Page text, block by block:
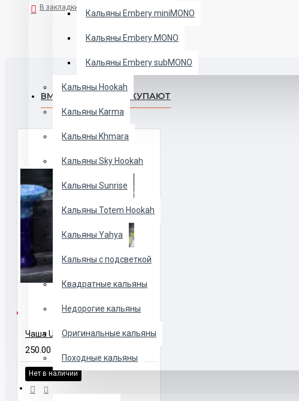
Кальяны Embery miniMONO
Кальяны Embery MONO
Кальяны Embery subMONO
Кальяны Hookah
Кальяны Karma
Кальяны Khmara
Кальяны Sky Hookah
Кальяны Sunrise
Кальяны Totem Hookah
Кальяны Yahya
Кальяны с подсветкой
Квадратные кальяны
Недорогие кальяны
Оригинальные кальяны
Походные кальяны
ЧАШИ
В закладки
ВМЕСТЕ С ЭТИМ ПОКУПАЮТ
Чаша Upgrade Form стандартная
250.00 UAH
Нет в наличии